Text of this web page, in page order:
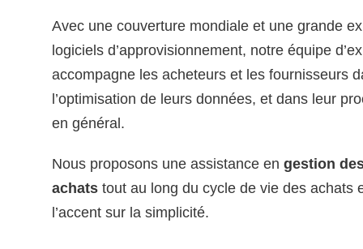
Avec une couverture mondiale et une grande
logiciels d’approvisionnement, notre équipe
accompagne les acheteurs et les fournisseurs
l’optimisation de leurs données, et dans leur
en général.
Nous proposons une assistance en gestion
achats tout au long du cycle de vie des achats
l’accent sur la simplicité.